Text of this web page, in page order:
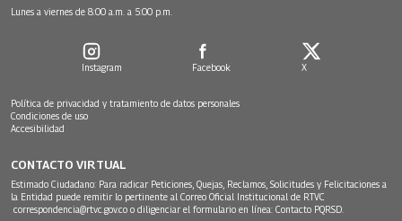
Lunes a viernes de 8:00 a.m. a 5:00 p.m.
Instagram Facebook X
Política de privacidad y tratamiento de datos personales
Condiciones de uso
Accesibilidad
CONTACTO VIRTUAL
Estimado Ciudadano: Para radicar Peticiones, Quejas, Reclamos, Solicitudes y Felicitaciones a
la Entidad puede remitir lo pertinente al Correo Oficial Institucional de RTVC
correspondencia@rtvc.gov.co o diligenciar el formulario en línea: Contacto PQRSD.